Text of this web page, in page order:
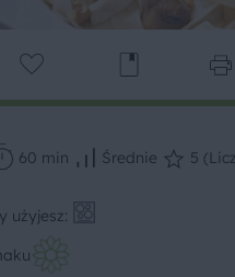
60 min Średnie 5
użyjesz: